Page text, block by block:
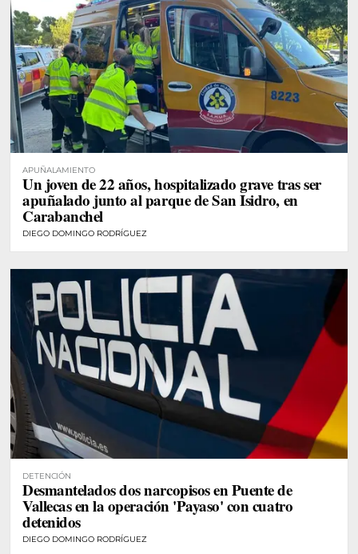
APUÑALAMIENTO
Un joven de 22 años, hospitalizado grave tras ser
apuñalado junto al parque de San Isidro, en
Carabanchel
DIEGO DOMINGO RODRÍGUEZ
DETENCIÓN
Desmantelados dos narcopisos en Puente de
Vallecas en la operación 'Payaso' con cuatro
detenidos
DIEGO DOMINGO RODRÍGUEZ